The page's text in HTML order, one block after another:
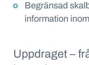
Begränsad
information
Uppdraget –